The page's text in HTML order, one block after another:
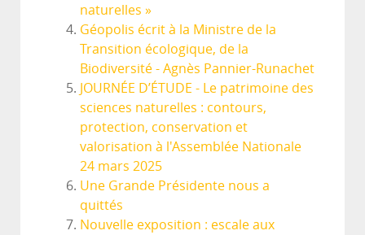
naturelles »
Géopolis écrit à la Ministre de la
Transition écologique, de la
Biodiversité - Agnès Pannier-Runachet
JOURNÉE D’ÉTUDE - Le patrimoine des
sciences naturelles : contours,
protection, conservation et
valorisation à l'Assemblée Nationale
24 mars 2025
Une Grande Présidente nous a
quittés
Nouvelle exposition : escale aux